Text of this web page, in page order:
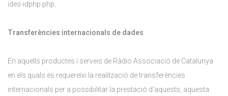
ides-idphp.php.
Transferències internacionals de dades
En aquells productes i serveis de Ràdio Associació de Catalunya
en els quals es requereixi la realització de transferències
internacionals per a possibilitar la prestació d'aquests, aquesta